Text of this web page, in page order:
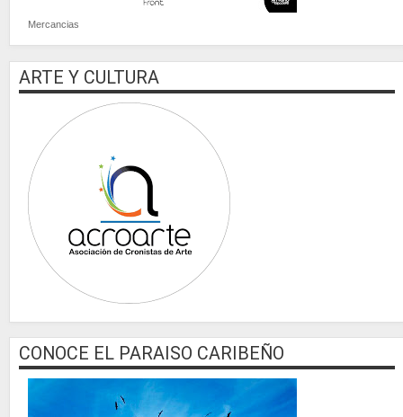
Mercancias
ARTE Y CULTURA
CONOCE EL PARAISO CARIBEÑO